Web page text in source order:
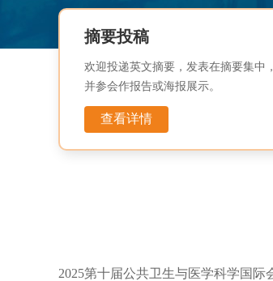
摘要投稿
欢迎投递英文摘要，发表在摘要集中，
并参会作报告或海报展示。
查看详情
2025第十届公共卫生与医学科学国际